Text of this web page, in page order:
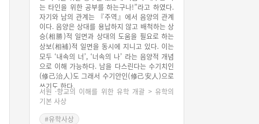
는 타인을 위한 공부를 하는구나!”라고 하였다.
자기와 남의 관계는 『주역』에서 음양의 관계
이다. 음양은 상대를 용납하지 않고 배척하는 상
승(相勝)적 일면과 상대의 도움을 필요로 하는
상보(相補)적 일면을 동시에 지니고 있다. 이는
모두 ‘내속의 너’, ‘너속의 나’ 라는 음양적 개념
으로 이해 가능하다. 남을 다스린다는 수기치인
(修己治人)도 그래서 수기안인(修己安人)으로
쓰기도 한다.
서원 ·향교의 이해를 위한 유학 개괄 > 유학의
기본 사상
#유학사상